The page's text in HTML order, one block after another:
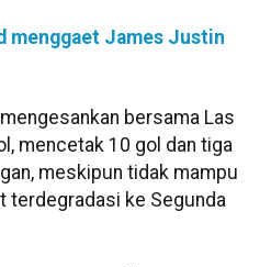
menggaet James Justin
bersama Las
mencetak 10 gol dan tiga
meskipun tidak mampu
terdegradasi ke Segunda